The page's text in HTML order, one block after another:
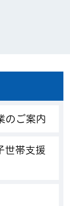
のご案内
世帯支援